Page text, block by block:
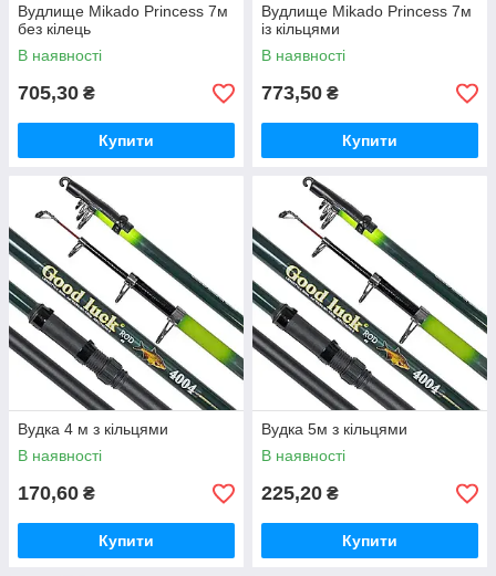
Вудлище Mikado Princess 7м
без кілець
В наявності
705,30 ₴
Купити
Вудлище Mikado Princess 7м
із кільцями
В наявності
773,50 ₴
Купити
Вудка 4 м з кільцями
В наявності
170,60 ₴
Купити
Вудка 5м з кільцями
В наявності
225,20 ₴
Купити